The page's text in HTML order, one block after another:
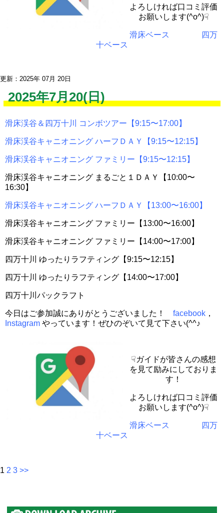
よろしければ口コミ評価
お願いします(^o^)☟
滑床ベース
四万
十ベース
更新：2025年 07月 20日
2025年7月20(日)
滑床渓谷＆四万十川 コンボツアー【9:15〜17:00】
滑床渓谷キャニオニング ハーフＤＡＹ【9:15〜12:15】
滑床渓谷キャニオニング ファミリー【9:15〜12:15】
滑床渓谷キャニオニング まるごと１ＤＡＹ【10:00〜
16:30】
滑床渓谷キャニオニング ハーフＤＡＹ【13:00〜16:00】
滑床渓谷キャニオニング ファミリー【13:00〜16:00】
滑床渓谷キャニオニング ファミリー【14:00〜17:00】
四万十川 ゆったりラフティング【9:15〜12:15】
四万十川 ゆったりラフティング【14:00〜17:00】
四万十川パックラフト
今日はご参加誠にありがとうございました！ facebook ，
Instagram やっています！ぜひのぞいて見て下さい(^^♪
☟ガイドが皆さんの感想
を見て励みにしておりま
す！
よろしければ口コミ評価
お願いします(^o^)☟
滑床ベース
四万
十ベース
1 2 3 >>